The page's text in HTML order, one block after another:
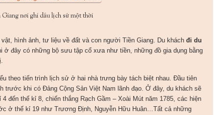
Giang nơi ghi dấu lịch sử một thời
hình ảnh, tư liệu về đất và con người Tiền Giang. Du khách đi du
ở đây có những bộ sưu tập cổ xưa như tiền, những đồ gia dụng bằng
theo tiến trình lịch sử ở hai nhà trưng bày tách biệt nhau. Đầu tiên
trước khi có Đảng Cộng Sản Việt Nam lãnh đạo. Ở đây, du khách sẽ
đến thế kỉ 8, chiến thắng Rạch Gầm – Xoài Mút năm 1785, các hiện
ở thế kỉ 19 như Trương Định, Nguyễn Hữu Huân…Tất cả những